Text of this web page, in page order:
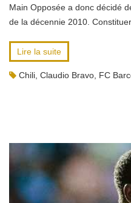
Main Opposée a donc décidé
de la décennie 2010.
Lire la suite
Chili Claudio Bravo FC